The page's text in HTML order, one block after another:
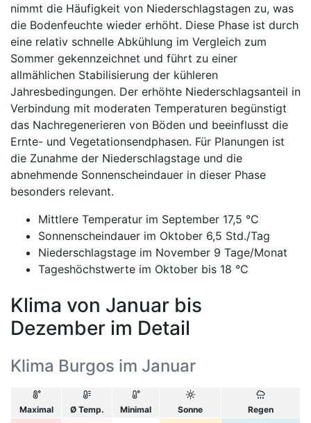
nimmt die Häufigkeit von Niederschlagstagen zu, was
die Bodenfeuchte wieder erhöht. Diese Phase ist durch
eine relativ schnelle Abkühlung im Vergleich zum
Sommer gekennzeichnet und führt zu einer
allmählichen Stabilisierung der kühleren
Jahresbedingungen. Der erhöhte Niederschlagsanteil in
Verbindung mit moderaten Temperaturen begünstigt
das Nachregenerieren von Böden und beeinflusst die
Ernte- und Vegetationsendphasen. Für Planungen ist
die Zunahme der Niederschlagstage und die
abnehmende Sonnenscheindauer in dieser Phase
besonders relevant.
Mittlere Temperatur im September 17,5 °C
Sonnenscheindauer im Oktober 6,5 Std./Tag
Niederschlagstage im November 9 Tage/Monat
Tageshöchstwerte im Oktober bis 18 °C
Klima von Januar bis
Dezember im Detail
Klima Burgos im Januar
Maximal Ø Temp. Minimal Sonne Regen